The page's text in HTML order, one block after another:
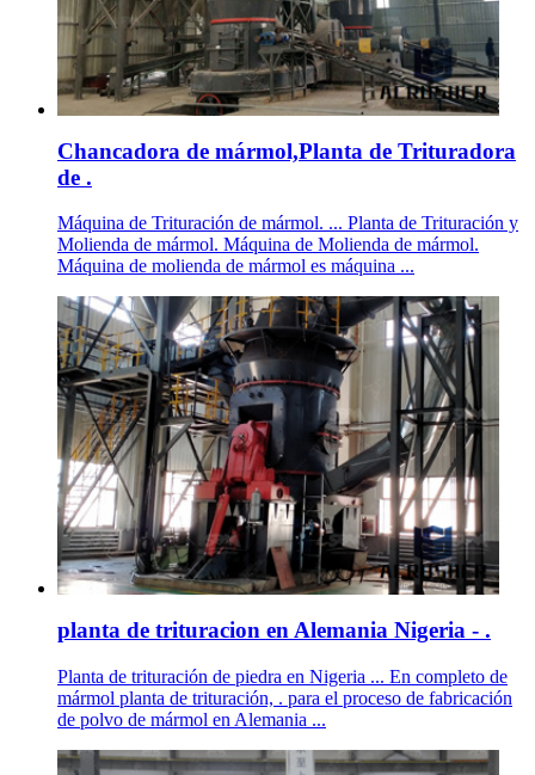
Chancadora de mármol,Planta de Trituradora
de .
Máquina de Trituración de mármol. ... Planta de Trituración y
Molienda de mármol. Máquina de Molienda de mármol.
Máquina de molienda de mármol es máquina ...
planta de trituracion en Alemania Nigeria - .
Planta de trituración de piedra en Nigeria ... En completo de
mármol planta de trituración, . para el proceso de fabricación
de polvo de mármol en Alemania ...